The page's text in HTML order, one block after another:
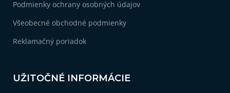
Podmienky ochrany osobných údajov
Všeobecné obchodné podmienky
Reklamačný poriadok
UŽITOČNÉ INFORMÁCIE